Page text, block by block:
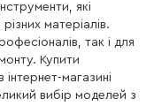
які
матеріалів.
так і для
Купити
магазині
вибір моделей з